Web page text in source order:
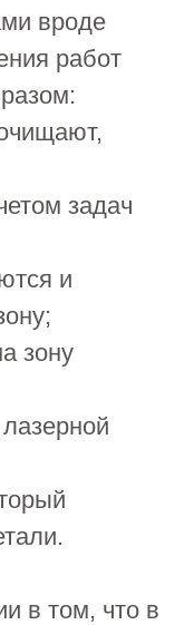
вроде
работ
задач
и
зону
в том, что в